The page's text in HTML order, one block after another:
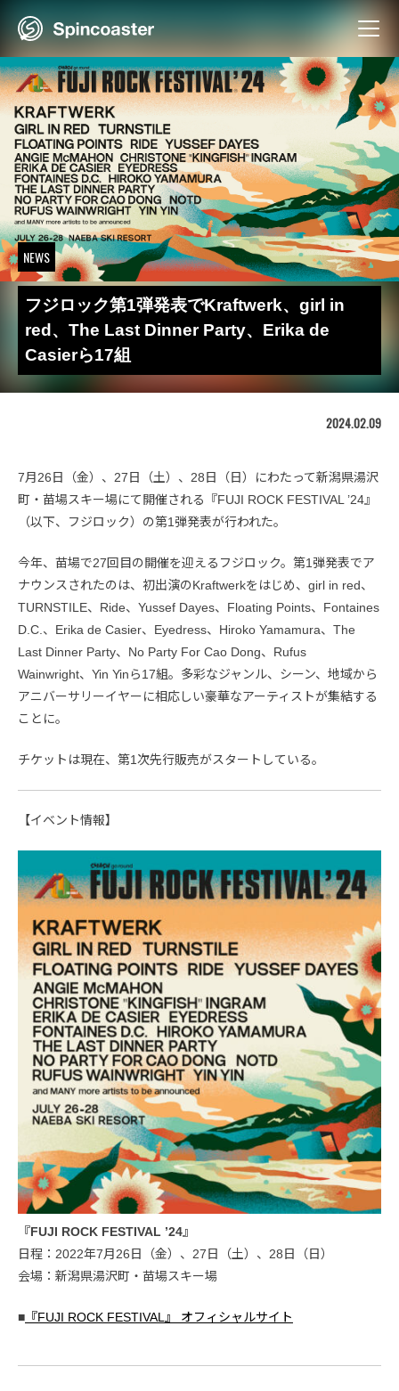
content
NEWS
フジロック第1弾発表でKraftwerk、girl in
red、The Last Dinner Party、Erika de
Casierら17組
2024.02.09
7月26日（金）、27日（土）、28日（日）にわたって新潟県湯沢
町・苗場スキー場にて開催される『FUJI ROCK FESTIVAL ’24』
（以下、フジロック）の第1弾発表が行われた。
今年、苗場で27回目の開催を迎えるフジロック。第1弾発表でア
ナウンスされたのは、初出演のKraftwerkをはじめ、girl in red、
TURNSTILE、Ride、Yussef Dayes、Floating Points、Fontaines
D.C.、Erika de Casier、Eyedress、Hiroko Yamamura、The
Last Dinner Party、No Party For Cao Dong、Rufus
Wainwright、Yin Yinら17組。多彩なジャンル、シーン、地域から
アニバーサリーイヤーに相応しい豪華なアーティストが集結する
ことに。
チケットは現在、第1次先行販売がスタートしている。
【イベント情報】
『FUJI ROCK FESTIVAL ’24』
日程：2022年7月26日（金）、27日（土）、28日（日）
会場：新潟県湯沢町・苗場スキー場
■ 『FUJI ROCK FESTIVAL』 オフィシャルサイト